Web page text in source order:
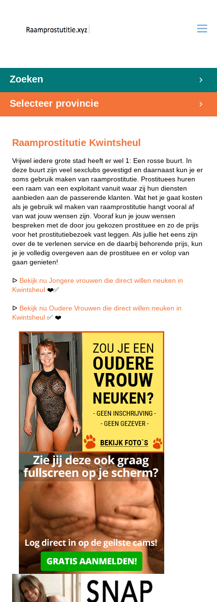
Zoeken
Selecteer provincie
Raamprostitutie Kwintsheul
Vrijwel iedere grote stad heeft er wel 1: Een rosse buurt. In
deze buurt zijn veel sexclubs gevestigd en daarnaast kun je er
soms gebruik maken van raamprostitutie. Prostituees huren
een raam van een exploitant vanuit waar zij hun diensten
aanbieden aan de passerende klanten. Wat het je gaat kosten
als je gebruik wil maken van raamprostitutie hangt vooral af
van wat jouw wensen zijn. Vooraf kun je jouw wensen
bespreken met de door jou gekozen prostituee en zo de prijs
voor het prostitutiebezoek vast leggen. Als jullie het eens zijn
over de te verlenen service en de daarbij behorende prijs, kun
je je volledig overgeven aan de prostituee en er volop van
gaan genieten!
ᐅ Bekijk nu Jongere vrouwen die direct willen neuken in
Kwintsheul ❤️✅
ᐅ Bekijk nu Oudere Vrouwen die direct willen neuken in
Kwintsheul ✅ ❤️